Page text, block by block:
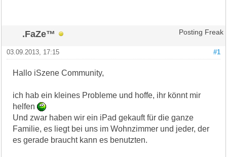
.FaZe™ Posting Freak
#1
03.09.2013, 17:15
Hallo iSzene Community,
ich hab ein kleines Probleme und hoffe, ihr könnt mir
helfen
Und zwar haben wir ein iPad gekauft für die ganze
Familie, es liegt bei uns im Wohnzimmer und jeder, der
es gerade braucht kann es benutzten.